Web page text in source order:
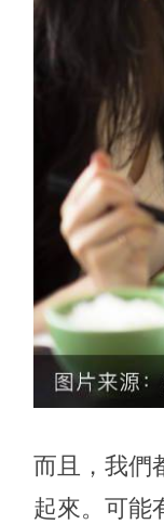
而且，我們
起來。可能